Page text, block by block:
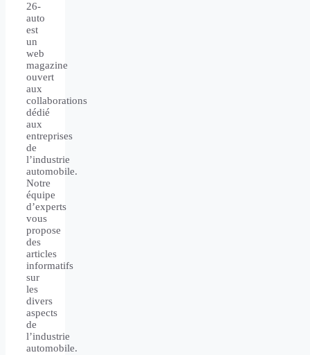
26-
auto
est
un
web
magazine
ouvert
aux
collaborations
dédié
aux
entreprises
de
l’industrie
automobile.
Notre
équipe
d’experts
vous
propose
des
articles
informatifs
sur
les
divers
aspects
de
l’industrie
automobile.